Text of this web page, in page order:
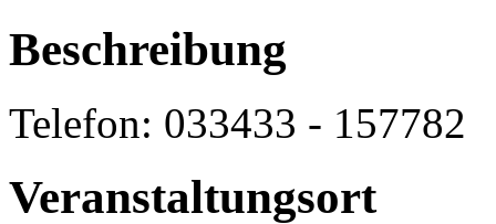
Beschreibung
Telefon: 033433 - 157782
Veranstaltungsort